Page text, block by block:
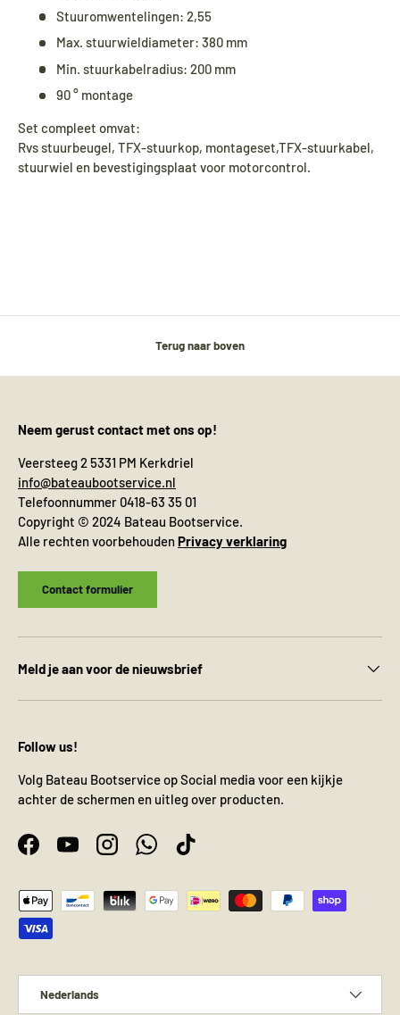
Stuuromwentelingen: 2,55
Max. stuurwieldiameter: 380 mm
Min. stuurkabelradius: 200 mm
90 ° montage
Set compleet omvat:
Rvs stuurbeugel, TFX-stuurkop, montageset,TFX-stuurkabel,
stuurwiel en bevestigingsplaat voor motorcontrol.
und verschiedene andere Produkte ganz
normal versendet. Alle übrigen Artikel
werden ab dem24. August
Terug naar boven
Neem gerust contact met ons op!
Veersteeg 2 5331 PM Kerkdriel
info@bateaubootservice.nl
Telefoonnummer 0418-63 35 01
Copyright © 2024 Bateau Bootservice.
Alle rechten voorbehoudenPrivacy verklaring
Contact formulier
Meld je aan voor de nieuwsbrief
Follow us!
Volg Bateau Bootservice op Social media voor een kijkje
achter de schermen en uitleg over producten.
FacebookYouTubeInstagramWhatsAppTikTok
Geaccepteerde betaalmethoden
Nederlands